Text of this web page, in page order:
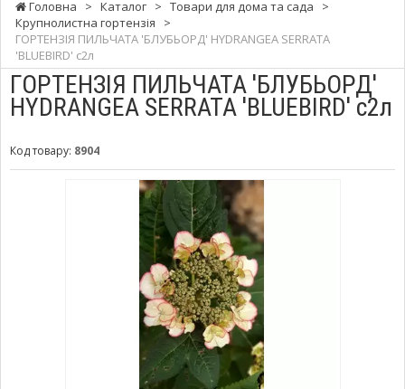
Головна > Каталог > Товари для дома та сада
>
Крупнолистна гортензія
>
ГОРТЕНЗІЯ ПИЛЬЧАТА 'БЛУБЬОРД' HYDRANGEA SERRATA
'BLUEBIRD' с2л
ГОРТЕНЗІЯ ПИЛЬЧАТА 'БЛУБЬОРД'
HYDRANGEA SERRATA 'BLUEBIRD' с2л
Код товару: 8904